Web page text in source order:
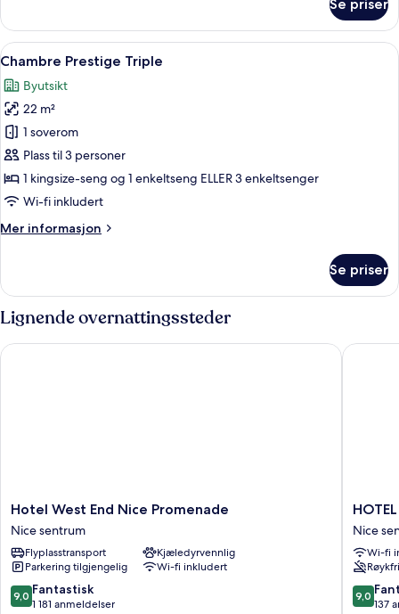
(Prestige)
Se priser
Åpne
alle
bildene
av
Chambre
Prestige
Triple
Chambre Prestige Triple | Safe på
10
Chambre Prestige Triple
Byutsikt
22 m²
1 soverom
Plass til 3 personer
1 kingsize-seng og 1 enkeltseng ELLER 3 enkeltsenger
Wi-fi inkludert
Mer informasjon
Mer
Prestige
Se priser
Lignende overnattingssteder
Hotel
West
End
Nice
Promenade
Nice
sentrum
Hotel West End Nice Promenade
Nice sentrum
Flyplasstransport
Kjæledyrvennlig
Parkering tilgjengelig
Wi-fi inkludert
9.0
av
9,0 Fantastisk
1 181 anmeldelser
Hotel West End Nice Promenade
HOTEL
NICE
Nice
sentrum
Nice
Wi-fi
9.0
av
9,0
137
HOTEL